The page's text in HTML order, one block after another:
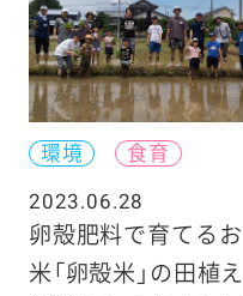
環境
食育
2023.06.28
卵殻肥料で育てるお
米「卵殻米」の田植え